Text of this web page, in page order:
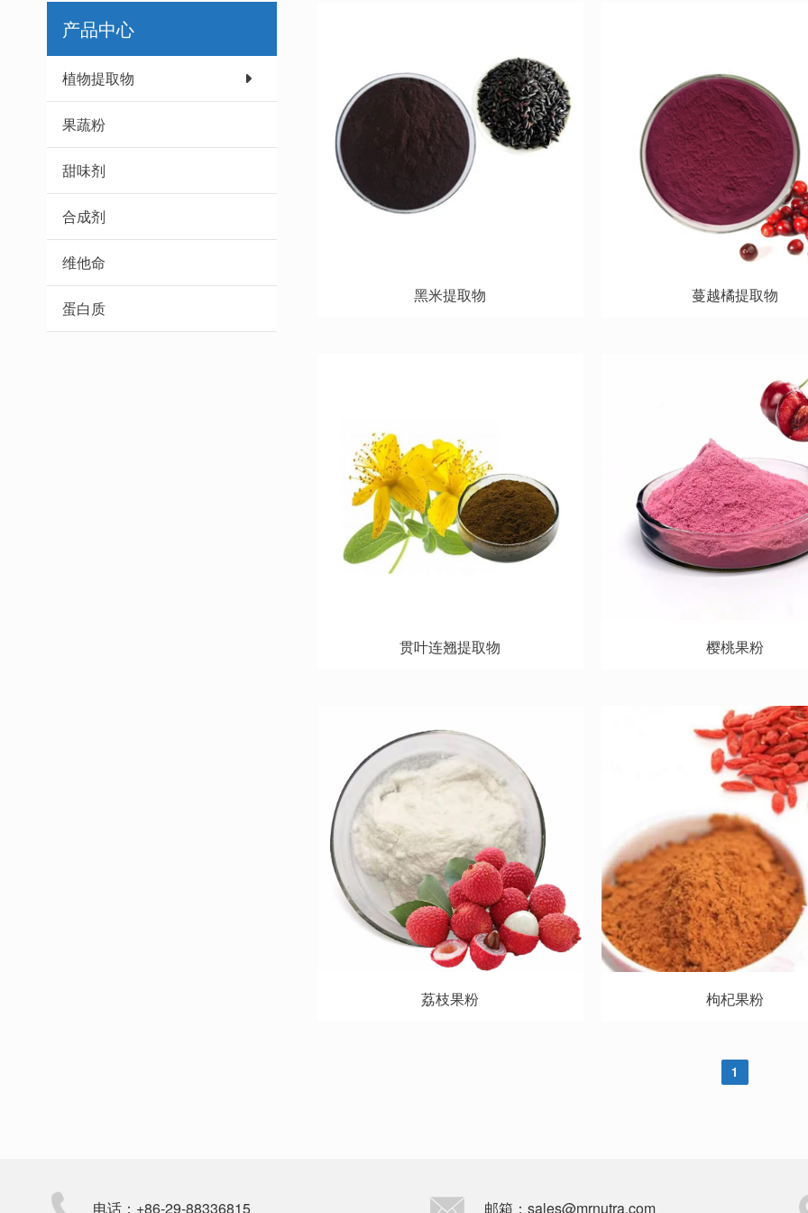
产品中心
植物提取物
果蔬粉
甜味剂
合成剂
维他命
蛋白质
黑米提取物 蔓越橘提取物
贯叶连翘提取物 樱桃果粉
荔枝果粉 枸杞果粉
1
电话：+86-29-88336815 邮箱：sales@mrnutra.com